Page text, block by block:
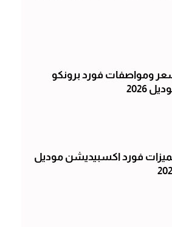
ومواصفات فورد برونكو
2026
فورد اكسبيديشن موديل